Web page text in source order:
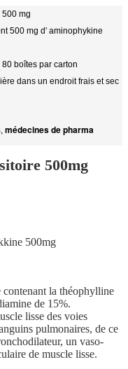
mg
500 mg d' aminophykine
boîtes par carton
dans un endroit frais et sec
, médecines de pharma
500mg
500mg
la théophylline
de 15%.
lisse des voies
pulmonaires, de ce
un vaso-
de muscle lisse.